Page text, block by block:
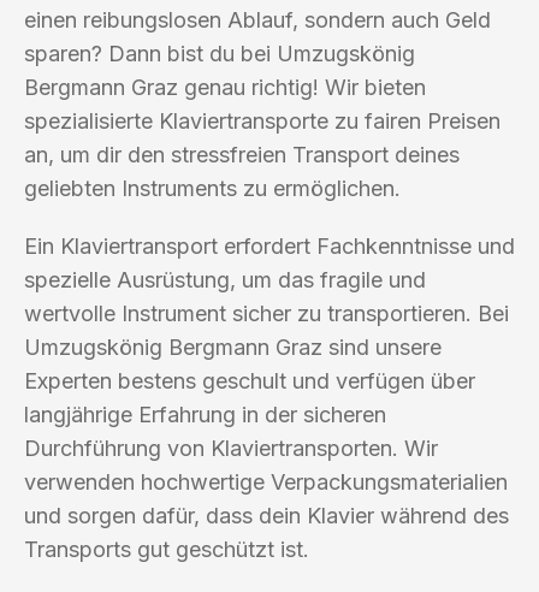
einen reibungslosen Ablauf, sondern auch Geld
sparen? Dann bist du bei Umzugskönig
Bergmann Graz genau richtig! Wir bieten
spezialisierte Klaviertransporte zu fairen Preisen
an, um dir den stressfreien Transport deines
geliebten Instruments zu ermöglichen.
Ein Klaviertransport erfordert Fachkenntnisse und
spezielle Ausrüstung, um das fragile und
wertvolle Instrument sicher zu transportieren. Bei
Umzugskönig Bergmann Graz sind unsere
Experten bestens geschult und verfügen über
langjährige Erfahrung in der sicheren
Durchführung von Klaviertransporten. Wir
verwenden hochwertige Verpackungsmaterialien
und sorgen dafür, dass dein Klavier während des
Transports gut geschützt ist.